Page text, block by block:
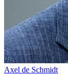
Axel de Schmidt